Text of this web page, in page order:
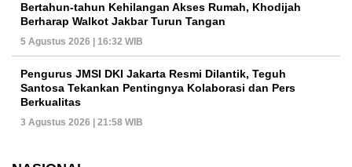
Bertahun-tahun Kehilangan Akses Rumah, Khodijah
Berharap Walkot Jakbar Turun Tangan
5 Agustus 2026 | 16:32 WIB
Pengurus JMSI DKI Jakarta Resmi Dilantik, Teguh
Santosa Tekankan Pentingnya Kolaborasi dan Pers
Berkualitas
3 Agustus 2026 | 21:58 WIB